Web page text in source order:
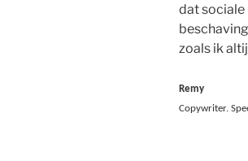
dat sociale
zoals ik
Remy
Copywriter.